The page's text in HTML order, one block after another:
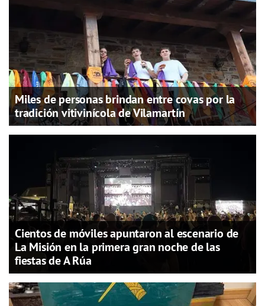
Miles de personas brindan entre covas por la
tradición vitivinícola de Vilamartín
Cientos de móviles apuntaron al escenario de
La Misión en la primera gran noche de las
fiestas de A Rúa